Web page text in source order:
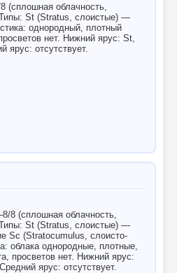
(сплошная облачность,
St (Stratus, слоистые) —
однородный, плотный
нет. Нижний ярус: St,
ярус: отсутствует.
8 (сплошная облачность,
St (Stratus, слоистые) —
Sc (Stratocumulus, слоисто-
облака однородные, плотные,
просветов нет. Нижний ярус:
ярус: отсутствует.